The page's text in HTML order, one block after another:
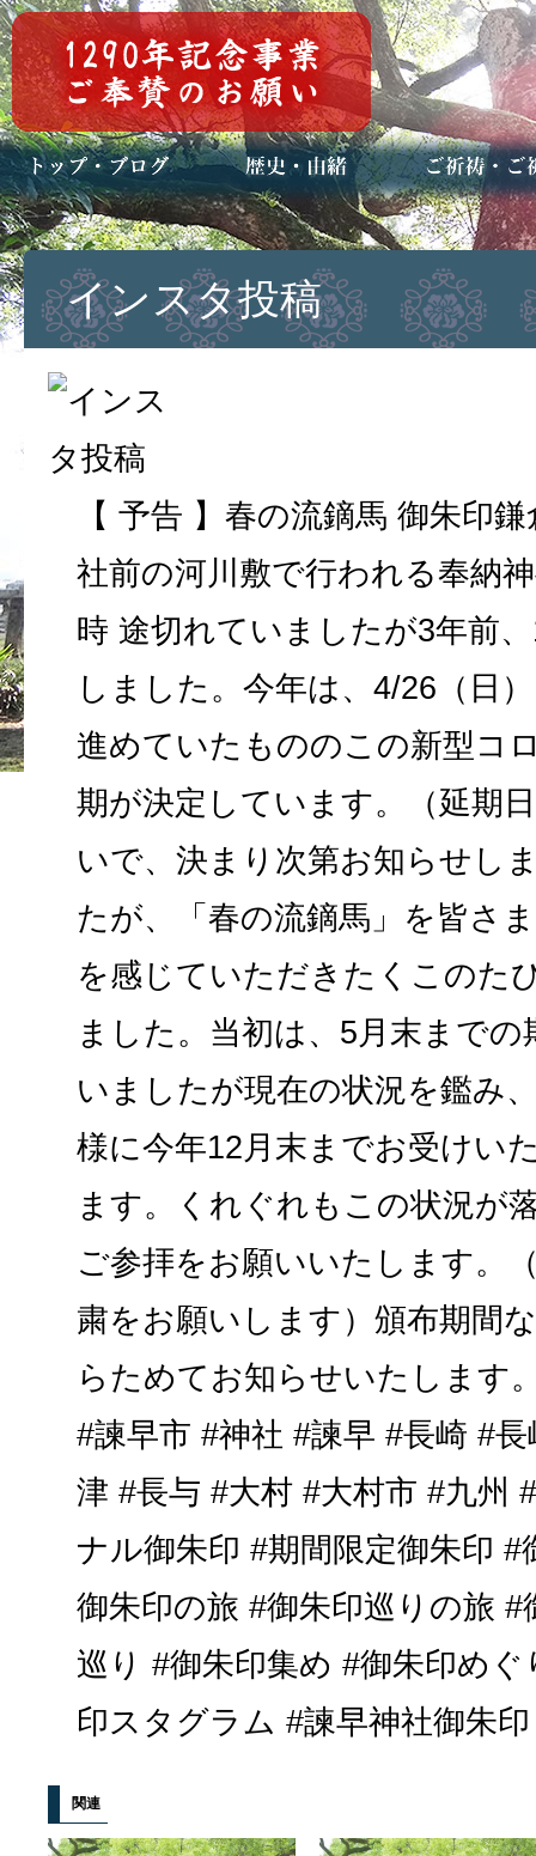
トップページ
ブログ(日々八百万)
お知らせ一覧 歴史・ご祭神
年中行事
メディア掲載 ご祈祷・ご祈
安産祈願
初宮参り
七五三詣
長寿のお祝い
神前結婚式
厄祓い・方位
車のお祓い
地鎮祭
神葬祭（神式
インスタ投稿
【 予告 】春の流鏑馬 御朱印
社前の河川敷で行われる奉納
時 途切れていましたが3年前
しました。今年は、4/26（日
進めていたもののこの新型コ
期が決定しています。（延期
いで、決まり次第お知らせし
たが、「春の流鏑馬」を皆さ
を感じていただきたくこのた
ました。当初は、5月末まで
いましたが現在の状況を鑑み
様に今年12月末までお受けい
ます。くれぐれもこの状況が
ご参拝をお願いいたします。
粛をお願いします）頒布期間
らためてお知らせいたします
#諫早市 #神社 #諫早 #長崎 #
津 #長与 #大村 #大村市 #九州
ナル御朱印 #期間限定御朱印 #
御朱印の旅 #御朱印巡りの旅
巡り #御朱印集め #御朱印め
印スタグラム #諫早神社御朱
関連